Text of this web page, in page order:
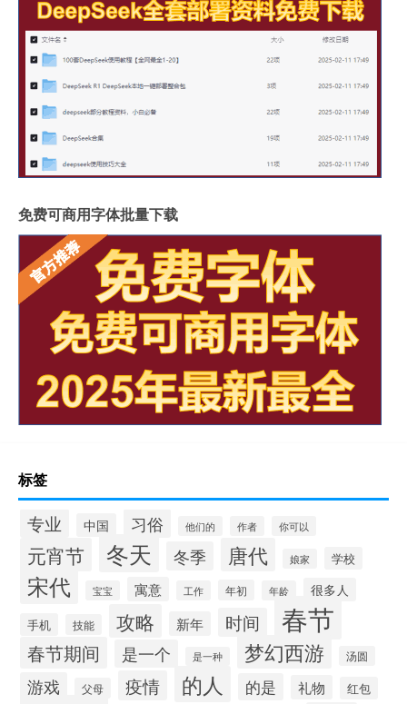
免费可商用字体批量下载
标签
专业 中国 习俗 他们的 作者 你可以
元宵节 冬天 冬季 唐代 娘家 学校
宋代 宝宝 寓意 工作 年初 年龄 很多人
手机 技能 攻略 新年 时间 春节
春节期间 是一个 是一种 梦幻西游 汤圆
游戏 父母 疫情 的人 的是 礼物 红包